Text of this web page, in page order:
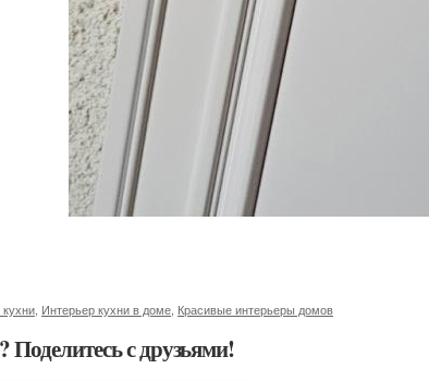
Интерьер кухни в доме Красивые интерьеры домов
Поделитесь с друзьями!